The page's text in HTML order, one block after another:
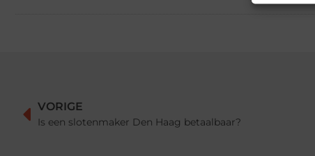
VORIGE
Is een slotenmaker Den Haag betaalbaar?